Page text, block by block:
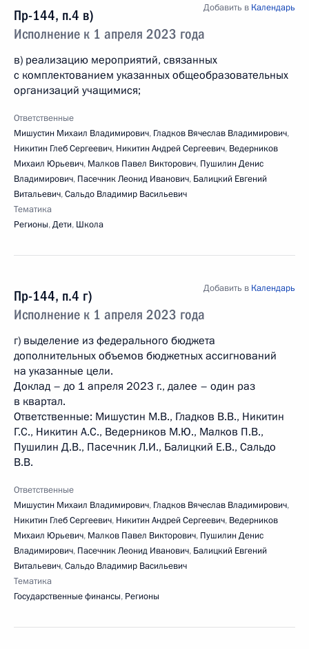
Пр-144, п.4 в)
Исполнение к 1 апреля 2023 года
Добавить в Календарь
в) реализацию мероприятий, связанных
с комплектованием указанных общеобразовательных
организаций учащимися;
Ответственные
Мишустин Михаил Владимирович, Гладков Вячеслав Владимирович,
Никитин Глеб Сергеевич, Никитин Андрей Сергеевич, Ведерников
Михаил Юрьевич, Малков Павел Викторович, Пушилин Денис
Владимирович, Пасечник Леонид Иванович, Балицкий Евгений
Витальевич,Сальдо Владимир Васильевич
Тематика
Регионы,Дети, Школа
Пр-144, п.4 г)
Исполнение к 1 апреля 2023 года
Добавить в Календарь
г) выделение из федерального бюджета
дополнительных объемов бюджетных ассигнований
на указанные цели.
Доклад – до 1 апреля 2023 г., далее – один раз
в квартал.
Ответственные: Мишустин М.В., Гладков В.В., Никитин
Г.С., Никитин А.С., Ведерников М.Ю., Малков П.В.,
Пушилин Д.В., Пасечник Л.И., Балицкий Е.В., Сальдо
В.В.
Ответственные
Мишустин Михаил Владимирович, Гладков Вячеслав Владимирович,
Никитин Глеб Сергеевич, Никитин Андрей Сергеевич, Ведерников
Михаил Юрьевич, Малков Павел Викторович, Пушилин Денис
Владимирович, Пасечник Леонид Иванович, Балицкий Евгений
Витальевич,Сальдо Владимир Васильевич
Тематика
Государственные финансы, Регионы